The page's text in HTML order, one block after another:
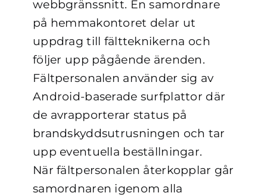
webbgränssnitt. En samordnare
på hemmakontoret delar ut
uppdrag till fältteknikerna och
följer upp pågående ärenden.
Fältpersonalen använder sig av
Android-baserade surfplattor där
de avrapporterar status på
brandskyddsutrusningen och tar
upp eventuella beställningar.
När fältpersonalen återkopplar går
samordnaren igenom alla